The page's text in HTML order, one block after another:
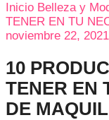
Inicio Belleza y
TENER EN TU
noviembre 22, 2021
10
TENER EN
DE